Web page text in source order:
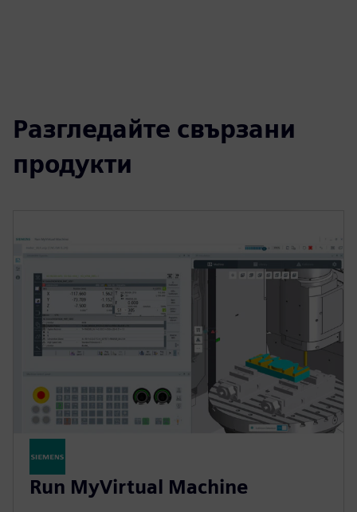
Разгледайте свързани
продукти
Run MyVirtual Machine